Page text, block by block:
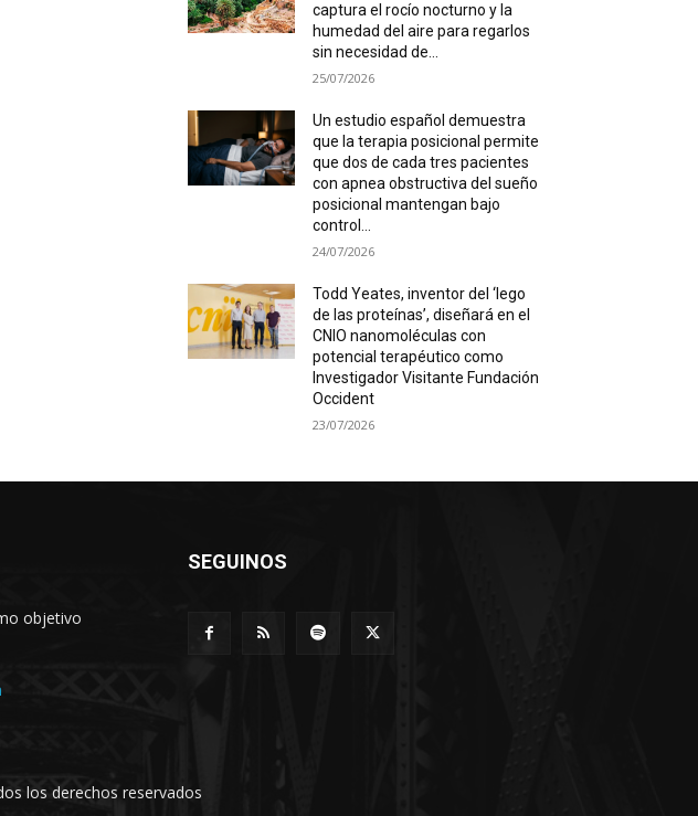
captura el rocío nocturno y la
humedad del aire para regarlos
sin necesidad de...
25/07/2026
Un estudio español demuestra
que la terapia posicional permite
que dos de cada tres pacientes
con apnea obstructiva del sueño
posicional mantengan bajo
control...
24/07/2026
Todd Yeates, inventor del ‘lego
de las proteínas’, diseñará en el
CNIO nanomoléculas con
potencial terapéutico como
Investigador Visitante Fundación
Occident
23/07/2026
objetivo
SEGUINOS
los derechos reservados